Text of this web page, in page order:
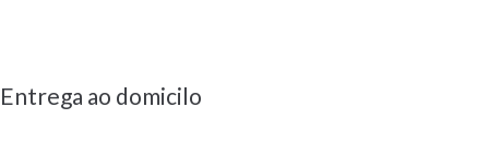
Entrega ao domicilo